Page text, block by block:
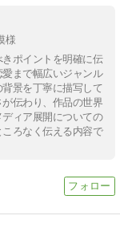
様
ポイントを明確に伝
まで幅広いジャンル
景を丁寧に描写して
伝わり、作品の世界
ィア展開についての
ろなく伝える内容で